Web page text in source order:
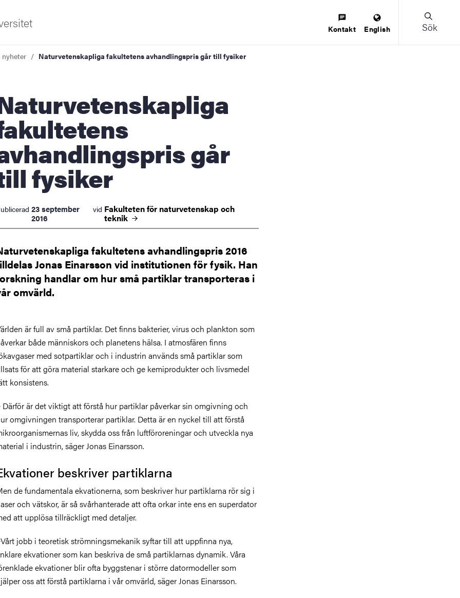
innovation
Kontakt English Sök
nyheter Naturvetenskapliga fakultetens avhandlingspris går till fysiker
går
fysiker
23 september
2016
vid Fakulteten för naturvetenskap och
teknik
fakultetens avhandlingspris 2016
Jonas Einarsson vid institutionen för fysik. Han
handlar om hur små partiklar transporteras i
omvärld.
är full av små partiklar. Det finns bakterier, virus och plankton som
både människors och planetens hälsa. I atmosfären finns
med sotpartiklar och i industrin används små partiklar som
för att göra material starkare och ge kemiprodukter och livsmedel
konsistens.
Därför är det viktigt att förstå hur partiklar påverkar sin omgivning och
omgivningen transporterar partiklar. Detta är en nyckel till att förstå
liv, skydda oss från luftföroreningar och utveckla nya
i industrin, säger Jonas Einarsson.
beskriver partiklarna
de fundamentala ekvationerna, som beskriver hur partiklarna rör sig i
och vätskor, är så svårhanterade att ofta orkar inte ens en superdator
att upplösa tillräckligt med detaljer.
jobb i teoretisk strömningsmekanik syftar till att uppfinna nya,
ekvationer som kan beskriva de små partiklarnas dynamik. Våra
ekvationer blir ofta byggstenar i större datormodeller som
oss att förstå partiklarna i vår omvärld, säger Jonas Einarsson.